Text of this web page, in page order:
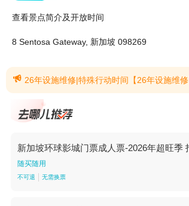
查看景点简介及开放时间
8 Sentosa Gateway, 新加坡 098269
 26年设施维修|特殊行动时间【26年设施维修】请注意，以下游乐设施和表演因例行维护而暂时关闭：未来水世界（12月31日前关闭）旋转飞盘（预计于2026年7月6日至8月7日结束） 8号重新开放2026年8月）魔法精灵拥抱庆典（预计于2026年8月23
新加坡环球影城门票成人票-2026年超旺季
随买随用
不可退 无需换票